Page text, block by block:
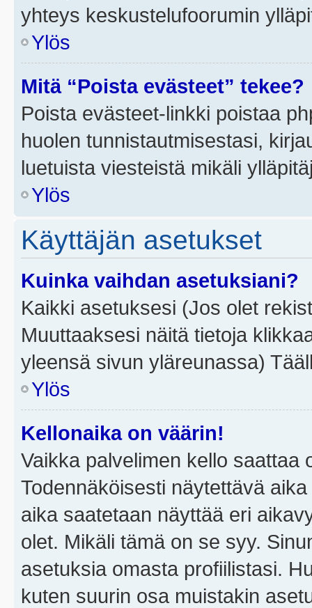
yhteys keskustelufoorumin
Ylös
Mitä “Poista evästeet” tekee?
Poista evästeet-linkki poistaa
huolen tunnistautmisestasi,
luetuista viesteistä mikäli
Ylös
Käyttäjän asetukset
Kuinka vaihdan asetuksiani?
Kaikki asetuksesi (Jos olet
Muuttaaksesi näitä tietoja
yleensä sivun yläreunassa)
Ylös
Kellonaika on väärin!
Vaikka palvelimen kello saattaa
Todennäköisesti näytettävä
aika saatetaan näyttää eri
olet. Mikäli tämä on se syy.
asetuksia omasta profiilistasi.
kuten suurin osa muistakin